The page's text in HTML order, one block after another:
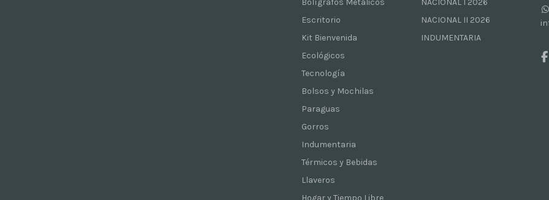
Escritorio
Kit Bienvenida
Ecológicos
Tecnología
Bolsos y Mochilas
Paraguas
Gorros
Indumentaria
Térmicos y Bebidas
Llaveros
Hogar y Tiempo Libre
NACIONAL II 2026
INDUMENTARIA